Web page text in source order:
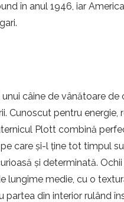
în anul 1946, iar
câine de vânătoare de
Cunoscut pentru energie,
Plott combină
care și-l ține tot timpul
și determinată.
lungime medie, cu o
din interior rulând